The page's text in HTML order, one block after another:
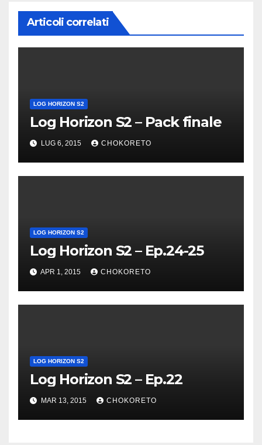
Articoli correlati
LOG HORIZON S2
Log Horizon S2 – Pack finale
LUG 6, 2015 CHOKORETO
LOG HORIZON S2
Log Horizon S2 – Ep.24-25
APR 1, 2015 CHOKORETO
LOG HORIZON S2
Log Horizon S2 – Ep.22
MAR 13, 2015 CHOKORETO